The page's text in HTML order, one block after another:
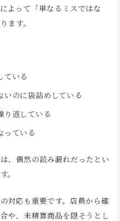
よって「単なるミスではな
ます。
ている
いのに袋詰めしている
り返している
っている
、偶然の読み漏れだったとい
。
対応も重要です。店員から確
や、未精算商品を隠そうとし